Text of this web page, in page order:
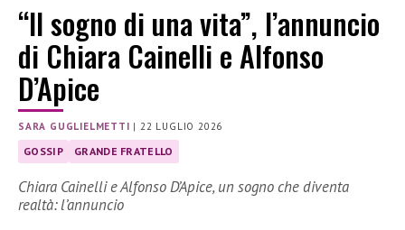
“Il sogno di una vita”, l’annuncio
di Chiara Cainelli e Alfonso
D’Apice
SARA GUGLIELMETTI | 22 LUGLIO 2026
GOSSIP GRANDE FRATELLO
Chiara Cainelli e Alfonso D’Apice, un sogno che diventa
realtà: l’annuncio